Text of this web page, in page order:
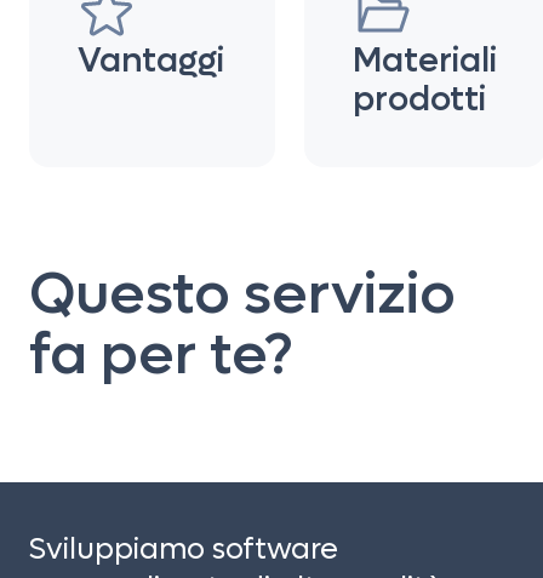
Vantaggi
Materiali
prodotti
Questo servizio
fa per te?
Sviluppiamo software